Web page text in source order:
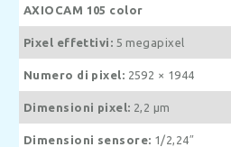
AXIOCAM 105 color
Pixel effettivi: 5 megapixel
Numero di pixel: 2592 × 1944
Dimensioni pixel: 2,2 μm
Dimensioni sensore: 1/2,24″